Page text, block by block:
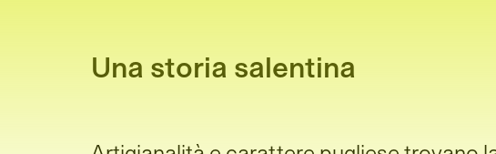
Una storia salentina